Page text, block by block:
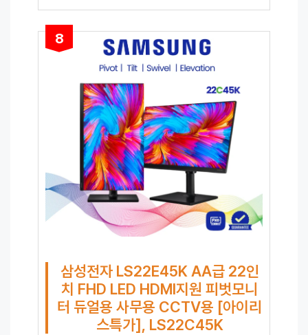
8
삼성전자 LS22E45K AA급 22인
치 FHD LED HDMI지원 피벗모니
터 듀얼용 사무용 CCTV용 [아이리
스특가], LS22C45K